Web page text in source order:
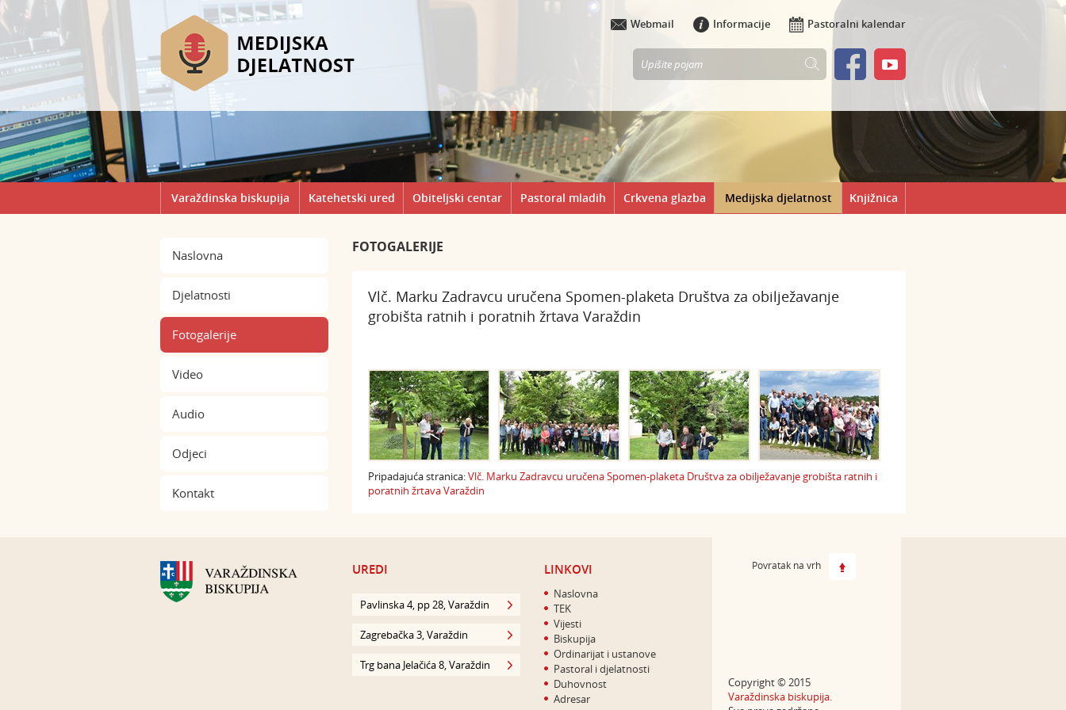
Webmail Informacije Pastoralni kalendar
Varaždinska biskupija Katehetski ured Obiteljski centar Pastoral mladih Crkvena glazba Medijska djelatnost Knjižnica
Naslovna
Djelatnosti
Fotogalerije
Video
Audio
Odjeci
Kontakt
FOTOGALERIJE
​Vlč. Marku Zadravcu uručena Spomen-plaketa Društva za obilježavanje
grobišta ratnih i poratnih žrtava Varaždin
Pripadajuća stranica:​Vlč. Marku Zadravcu uručena Spomen-plaketa Društva za obilježavanje grobišta ratnih i
poratnih žrtava Varaždin
UREDI
Pavlinska 4, pp 28, Varaždin
Zagrebačka 3, Varaždin
Trg bana Jelačića 8, Varaždin
LINKOVI
Naslovna
TEK
Vijesti
Biskupija
Ordinarijat i ustanove
Pastoral i djelatnosti
Duhovnost
Adresar
Povratak na vrh
Copyright © 2015
Varaždinska biskupija.